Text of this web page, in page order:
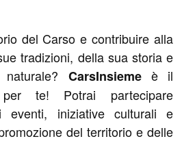
del Carso e contribuire alla
tradizioni, della sua storia e
CarsInsiemeè il
te! Potrai partecipare
eventi, iniziative culturali e
del territorio e delle